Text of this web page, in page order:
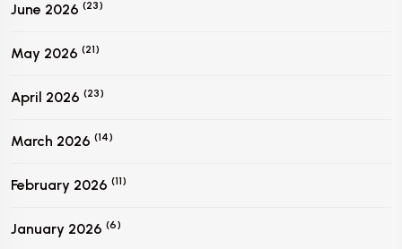
June 2026 (23)
May 2026 (21)
April 2026 (23)
March 2026 (14)
February 2026 (11)
January 2026 (6)